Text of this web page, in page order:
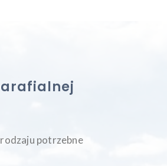
potrzebne